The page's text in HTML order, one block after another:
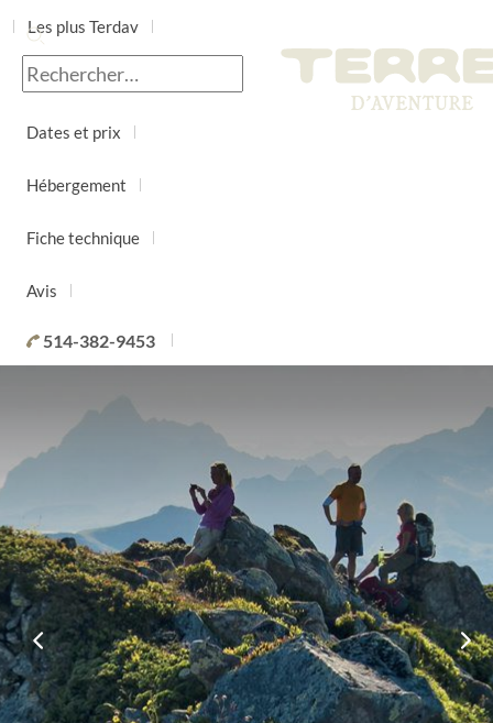
Les plus Terdav
Jour par jour
Dates et prix
Hébergement
Fiche technique
Avis
514-382-9453